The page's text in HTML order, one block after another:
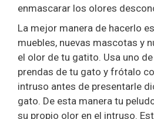
enmascarar los olores
La mejor manera de hacerlo
muebles, nuevas mascotas y
el olor de tu gatito. Usa uno
prendas de tu gato y frótalo
intruso antes de presentarle
gato. De esta manera tu
su propio olor en el intruso.